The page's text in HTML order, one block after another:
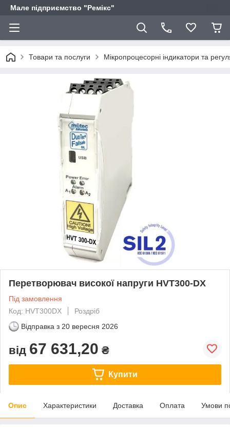
Мале підприємство "Ремікс"
Товари та послуги Мікропроцесорні індикатори та
Перетворювач високої напруги HVT300-DX
Під замовлення
Код: HVT300DX
Роздріб
Відправка з 20 вересня 2026
від 67 631,20 ₴
Купити
Опис Характеристики Доставка Оплата Умови